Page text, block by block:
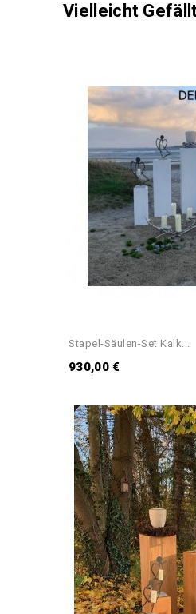
Vielleicht
Stapel-Säulen-Set Kalk...
930,00 €